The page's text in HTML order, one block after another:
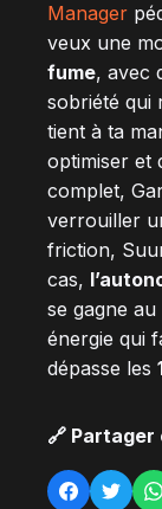
Manager
veux une
fume, avec
sobriété qui
tient à ta
optimiser et
complet,
verrouiller
friction,
cas,
se gagne au
énergie qui
dépasse les
🔗 Partager